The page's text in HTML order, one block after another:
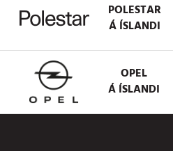
POLESTAR
Á ÍSLANDI
OPEL
Á ÍSLANDI